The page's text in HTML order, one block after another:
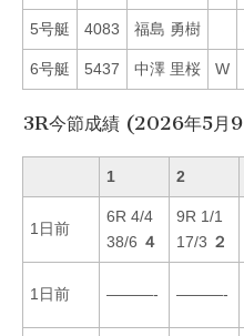
5号艇 4083 福島 勇樹
6号艇 5437 中澤 里桜 W
3R今節成績 (2026年5月
1 2
1日前
6R 4/4
38/6 ４
9R 1/1
17/3 ２
1日前 ———- ———-